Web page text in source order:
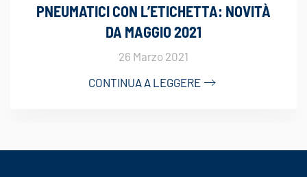
PNEUMATICI CON L’ETICHETTA: NOVITÀ
DA MAGGIO 2021
26 Marzo 2021
CONTINUA A LEGGERE